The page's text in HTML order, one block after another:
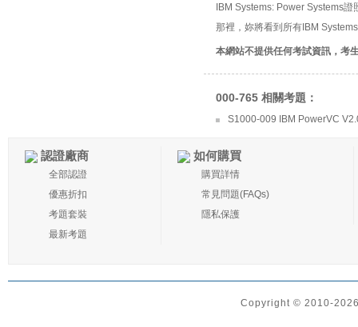
IBM Systems: Power Systems
那裡，妳將看到所有IBM
本網站不提供任何考試資訊，考
000-765 相關考題：
S1000-009 IBM PowerVC
認證廠商
全部認證
優惠折扣
考題套裝
最新考題
如何購買
購買詳情
常見問題(FAQs)
隱私保護
Copyright © 2010-